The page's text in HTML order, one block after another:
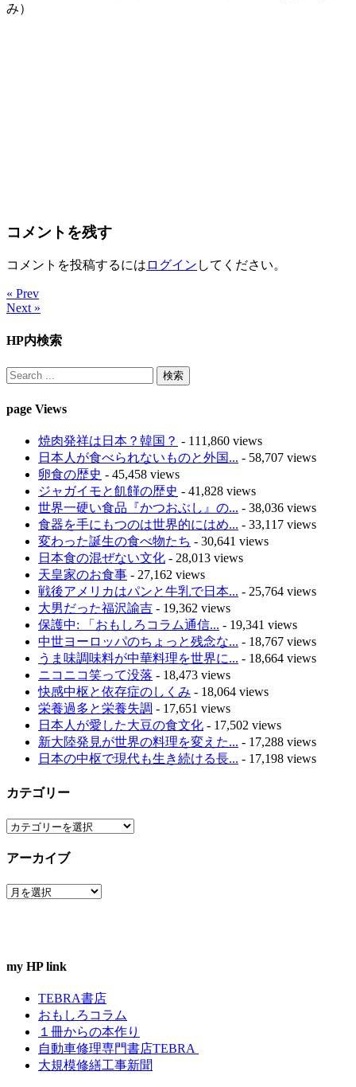
み）
コメントを残す
コメントを投稿するには ログイン してください。
« Prev
Next »
HP内検索
page Views
焼肉発祥は日本？韓国？ - 111,860 views
日本人が食べられないものと外国... - 58,707 views
卵食の歴史 - 45,458 views
ジャガイモと飢饉の歴史 - 41,828 views
世界一硬い食品『かつおぶし』の... - 38,036 views
食器を手にもつのは世界的にはめ... - 33,117 views
変わった誕生の食べ物たち - 30,641 views
日本食の混ぜない文化 - 28,013 views
天皇家のお食事 - 27,162 views
戦後アメリカはパンと牛乳で日本... - 25,764 views
大男だった福沢諭吉 - 19,362 views
保護中: 「おもしろコラム通信... - 19,341 views
中世ヨーロッパのちょっと残念な... - 18,767 views
うま味調味料が中華料理を世界に... - 18,664 views
ニコニコ笑って没落 - 18,473 views
快感中枢と依存症のしくみ - 18,064 views
栄養過多と栄養失調 - 17,651 views
日本人が愛した大豆の食文化 - 17,502 views
新大陸発見が世界の料理を変えた... - 17,288 views
日本の中枢で現代も生き続ける長... - 17,198 views
カテゴリー
カ
ゴ
ー
アーカイブ
ア
my HP link
TEBRA書店
おもしろコラム
１冊からの本作り
自動車修理専門書店TEBRA
大規模修繕工事新聞